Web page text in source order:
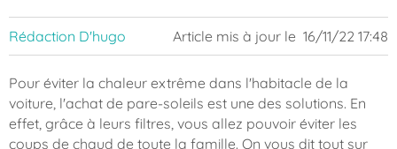
Rédaction D'hugo Article mis à jour le 16/11/22 17:48
Pour éviter la chaleur extrême dans l'habitacle de la
voiture, l'achat de pare-soleils est une des solutions. En
effet, grâce à leurs filtres, vous allez pouvoir éviter les
coups de chaud de toute la famille. On vous dit tout sur